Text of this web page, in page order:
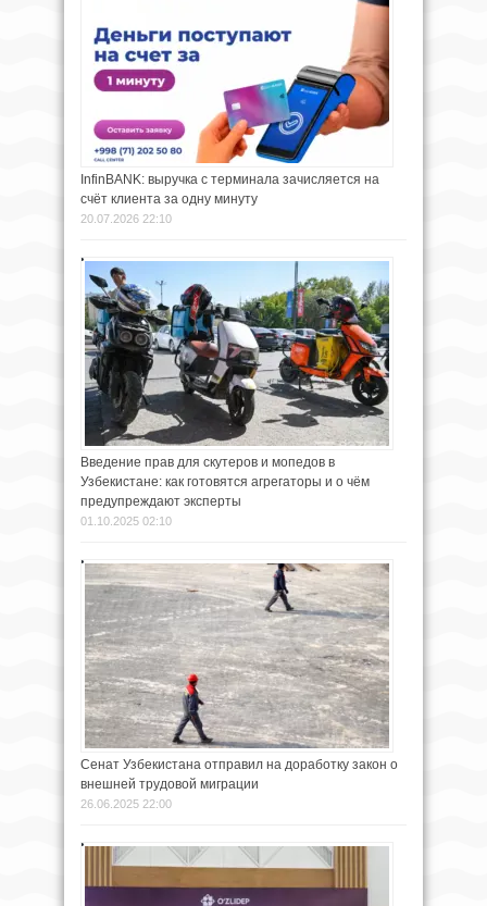
InfinBANK: выручка с терминала зачисляется на
счёт клиента за одну минуту
20.07.2026 22:10
Введение прав для скутеров и мопедов в
Узбекистане: как готовятся агрегаторы и о чём
предупреждают эксперты
01.10.2025 02:10
Сенат Узбекистана отправил на доработку закон о
внешней трудовой миграции
26.06.2025 22:00